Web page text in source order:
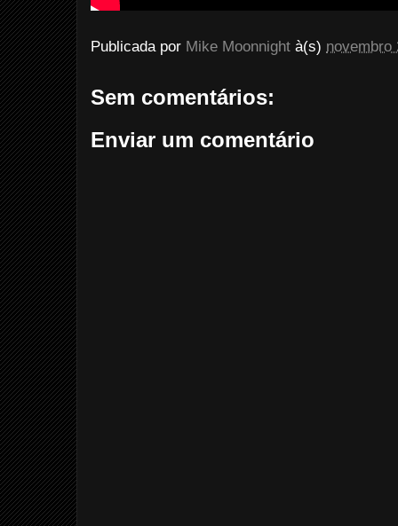
Publicada por Mike Moonnight à(s) novembro
Sem comentários:
Enviar um comentário